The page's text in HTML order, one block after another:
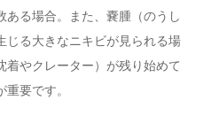
ある場合。また、嚢腫（のうし
じる大きなニキビが見られる場
やクレーター）が残り始めて
要です。